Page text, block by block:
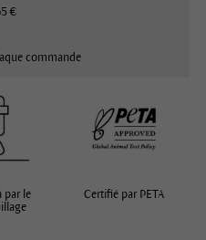
€
commande
par le
Certifié par PETA